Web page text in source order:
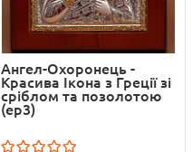
Ангел-Охоронець -
Красива Ікона з Греції зі
сріблом та позолотою
(ep3)